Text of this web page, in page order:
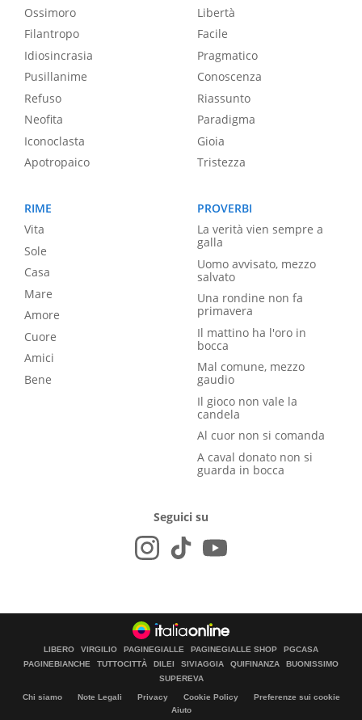
Ossimoro
Filantropo
Idiosincrasia
Pusillanime
Refuso
Neofita
Iconoclasta
Apotropaico
Libertà
Facile
Pragmatico
Conoscenza
Riassunto
Paradigma
Gioia
Tristezza
RIME
Vita
Sole
Casa
Mare
Amore
Cuore
Amici
Bene
PROVERBI
La verità vien sempre a
galla
Uomo avvisato, mezzo
salvato
Una rondine non fa
primavera
Il mattino ha l'oro in
bocca
Mal comune, mezzo
gaudio
Il gioco non vale la
candela
Al cuor non si comanda
A caval donato non si
guarda in bocca
Seguici su
LIBERO VIRGILIO PAGINEGIALLE PAGINEGIALLE SHOP
PGCASA
PAGINEBIANCHE
TUTTOCITTÀ DILEI SIVIAGGIA QUIFINANZA
BUONISSIMO
SUPEREVA
Chi siamo Note Legali Privacy Cookie Policy
Preferenze sui cookie
Aiuto